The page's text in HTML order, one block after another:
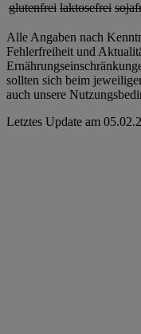
glutenfrei laktosefrei
Alle Angaben nach
Fehlerfreiheit und
sollten sich beim
auch unsere
Letztes Update am